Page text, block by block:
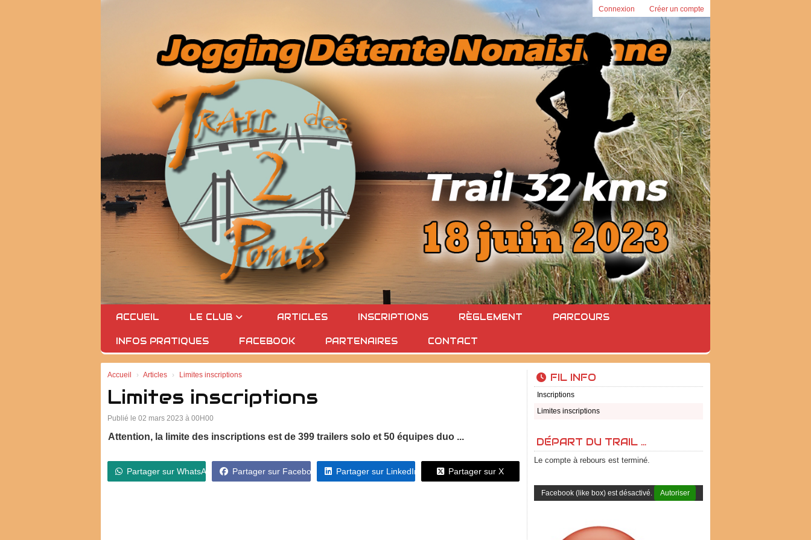
Connexion Créer un compte
ACCUEIL LE CLUB ARTICLES INSCRIPTIONS RÈGLEMENT PARCOURS
INFOS PRATIQUES FACEBOOK PARTENAIRES CONTACT
Accueil Articles Limites inscriptions
Limites inscriptions
Publié le 02 mars 2023 à 00H00
Attention, la limite des inscriptions est de 399 trailers solo et 50 équipes duo ...
Partager sur WhatsApp Partager sur Facebook Partager sur LinkedIn Partager sur X
FIL INFO
Inscriptions
Limites inscriptions
DÉPART DU TRAIL ...
Le compte à rebours est terminé.
Facebook (like box) est désactivé. Autoriser